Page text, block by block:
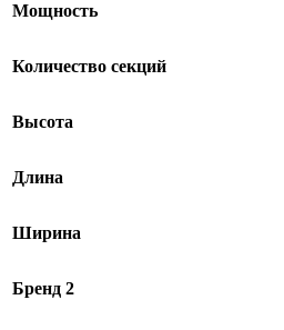
Мощность
Количество секций
Высота
Длина
Ширина
Бренд 2